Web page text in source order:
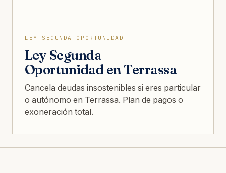
LEY SEGUNDA OPORTUNIDAD
Ley Segunda
Oportunidad en Terrassa
Cancela deudas insostenibles si eres particular
o autónomo en Terrassa. Plan de pagos o
exoneración total.